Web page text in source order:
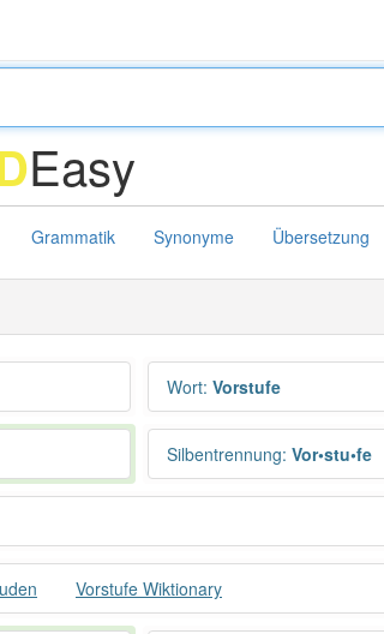
Easy
Grammatik Synonyme Übersetzung
Wort: Vorstufe
Silbentrennung: Vor•stu•fe
Vorstufe Wiktionary